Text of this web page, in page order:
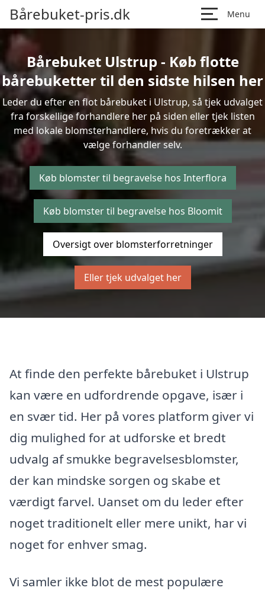
Bårebuket-pris.dk Menu
Bårebuket Ulstrup - Køb flotte
bårebuketter til den sidste hilsen her
Leder du efter en flot bårebuket i Ulstrup, så tjek udvalget
fra forskellige forhandlere her på siden eller tjek listen
med lokale blomsterhandlere, hvis du foretrækker at
vælge forhandler selv.
Køb blomster til begravelse hos Interflora
Køb blomster til begravelse hos Bloomit
Oversigt over blomsterforretninger
Eller tjek udvalget her
At finde den perfekte bårebuket i Ulstrup
kan være en udfordrende opgave, især i
en svær tid. Her på vores platform giver vi
dig mulighed for at udforske et bredt
udvalg af smukke begravelsesblomster,
der kan mindske sorgen og skabe et
værdigt farvel. Uanset om du leder efter
noget traditionelt eller mere unikt, har vi
noget for enhver smag.
Vi samler ikke blot de mest populære